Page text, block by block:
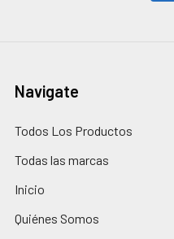
Navigate
Todos Los Productos
Todas las marcas
Inicio
Quiénes Somos